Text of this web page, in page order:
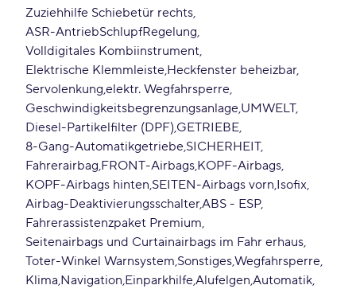
Zuziehhilfe Schiebetür rechts
ASR-AntriebSchlupfRegelung
Volldigitales Kombiinstrument
Elektrische Klemmleiste Heckfenster beheizbar
Servolenkung elektr. Wegfahrsperre
Geschwindigkeitsbegrenzungsanlage UMWELT
Diesel-Partikelfilter (DPF) GETRIEBE
8-Gang-Automatikgetriebe SICHERHEIT
Fahrerairbag FRONT-Airbags KOPF-Airbags
KOPF-Airbags hinten SEITEN-Airbags vorn Isofix
Airbag-DeaktivierungsschalterABS - ESP
Fahrerassistenzpaket Premium
Seitenairbags und Curtainairbags im Fahr erhaus
Toter-Winkel Warnsystem SonstigesWegfahrsperre
Klima Navigation EinparkhilfeAlufelgen Automatik